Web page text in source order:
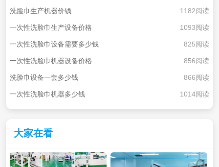
洗脸巾生产机器价钱 1182阅读
一次性洗脸巾生产设备价格 1093阅读
一次性洗脸巾设备需要多少钱 825阅读
一次性洗脸巾机器设备价格 856阅读
洗脸巾设备一套多少钱 866阅读
一次性洗脸巾机器多少钱 1014阅读
大家在看